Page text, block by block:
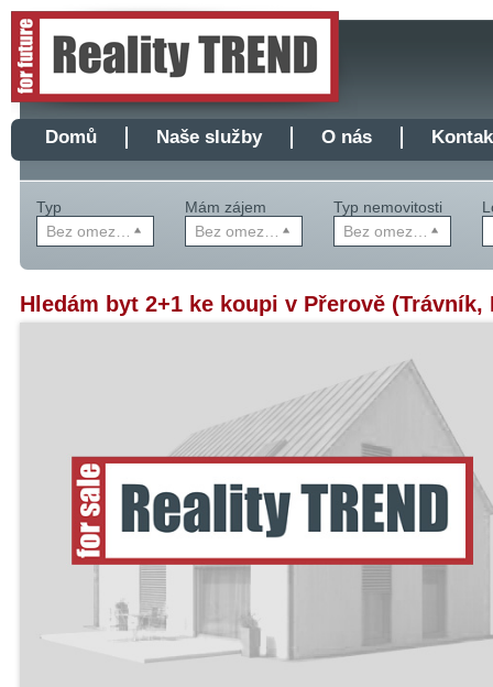
Domů Naše služby O nás
Typ
Mám zájem
Typ nemovitosti
Hledám byt 2+1 ke koupi v Přerově